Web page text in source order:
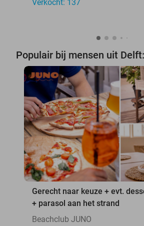
Verkocht: 137
Populair bij mensen uit Delft:
Gerecht naar keuze + evt.
+ parasol aan het strand
Beachclub JUNO